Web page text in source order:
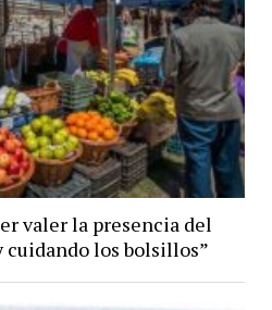
valer la presencia del
cuidando los bolsillos”